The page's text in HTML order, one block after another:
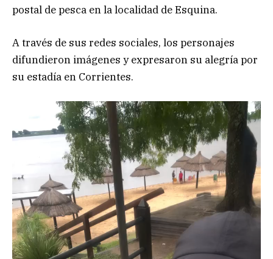
postal de pesca en la localidad de Esquina.
A través de sus redes sociales, los personajes
difundieron imágenes y expresaron su alegría por
su estadía en Corrientes.